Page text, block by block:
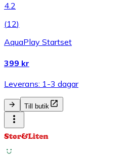
4.2
(12)
AquaPlay Startset
399 kr
Leverans: 1-3 dagar
Till butik